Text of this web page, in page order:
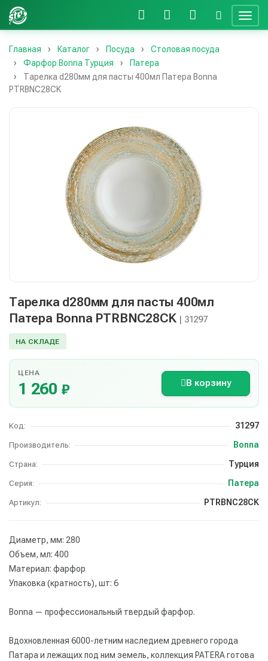
Главная Каталог Посуда
Столовая посуда
Фарфор Bonna Турция
Патера
Тарелка d280мм для пасты 400мл Патера Bonna
PTRBNC28CK
Тарелка d280мм для пасты 400мл
Патера Bonna PTRBNC28CK
| 31297
НА СКЛАДЕ
ЦЕНА
1 260 ₽ В корзину
Код: 31297
Производитель: Bonna
Страна: Турция
Серия: Патера
Артикул: PTRBNC28CK
Диаметр, мм: 280
Объем, мл: 400
Материал: фарфор
Упаковка (кратность), шт: 6
Bonna — профессиональный твердый фарфор.
Вдохновленная 6000-летним наследием древнего города
Патара и лежащих под ним земель, коллекция PATERA готова